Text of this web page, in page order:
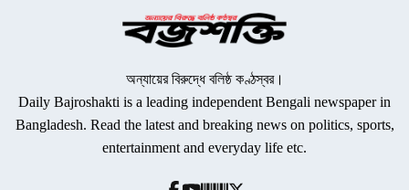
অন্যায়ের বিরুদ্ধে বলিষ্ঠ কণ্ঠস্বর।
Daily Bajroshakti is a leading independent Bengali newspaper in
Bangladesh. Read the latest and breaking news on politics, sports,
entertainment and everyday life etc.